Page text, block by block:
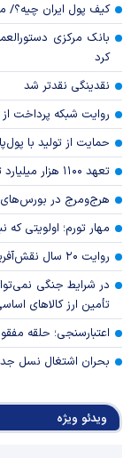
کیف پول ایران چیه؟/
بانک مرکزی
کرد
نقدینگی نقدتر شد
روایت شبکه پرداخت
حمایت از تولید با
تعهد ۱۱۰۰ هزار میلیارد تومانی دولت برای تامین کالابرگ
هرج‌ومرج در
مهار تورم؛ اولویتی
روایت ۲۰ سال نقش‌آفرینی «به‌پرداخت ملت» در اقتصاد دیجیتال ایران
در شرایط جنگی
تأمین ارز کالا‌های
اعتبارسنجی؛ حلقه
بحران اشتغال نسل
ویدئو ویژه